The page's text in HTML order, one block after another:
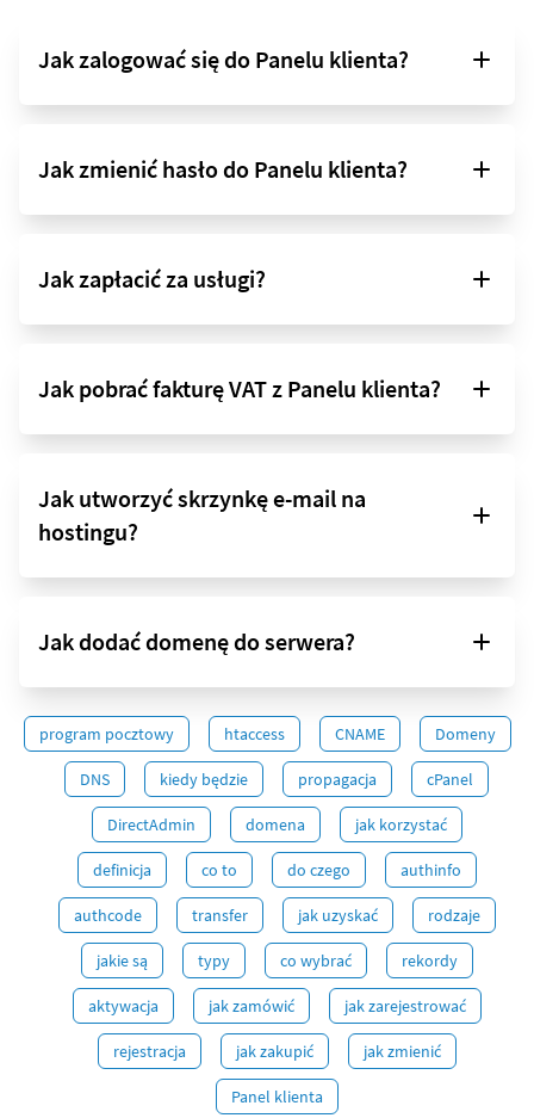
Jak zalogować się do Panelu klienta?
Jak zmienić hasło do Panelu klienta?
Jak zapłacić za usługi?
Jak pobrać fakturę VAT z Panelu klienta?
Jak utworzyć skrzynkę e-mail na
hostingu?
Jak dodać domenę do serwera?
program pocztowy htaccess CNAME Domeny
DNS kiedy będzie propagacja cPanel
DirectAdmin domena jak korzystać
definicja co to do czego authinfo
authcode transfer jak uzyskać rodzaje
jakie są typy co wybrać rekordy
aktywacja jak zamówić jak zarejestrować
rejestracja jak zakupić jak zmienić
Panel klienta